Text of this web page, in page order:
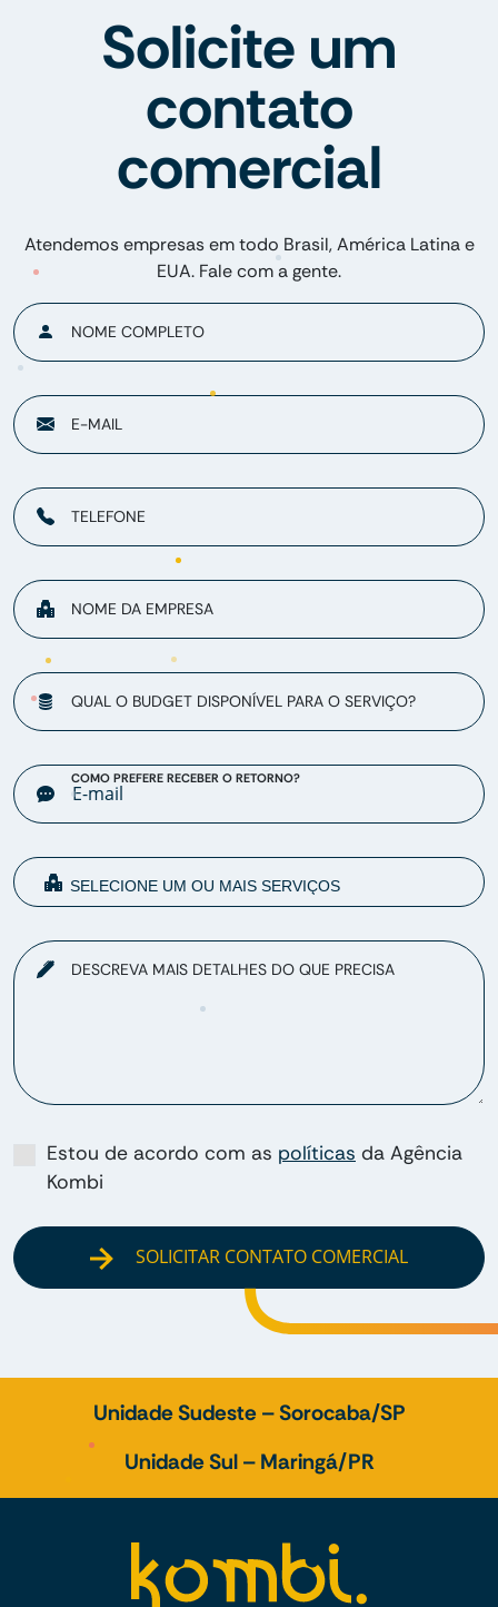
Solicite um
contato
comercial
Atendemos empresas em todo Brasil, América Latina e
EUA. Fale com a gente.
NOME COMPLETO
E-MAIL
TELEFONE
NOME DA EMPRESA
QUAL O BUDGET DISPONÍVEL PARA O SERVIÇO?
COMO PREFERE RECEBER O RETORNO?
DESCREVA MAIS DETALHES DO QUE PRECISA
Estou de acordo com as políticas da Agência
Kombi
SOLICITAR CONTATO COMERCIAL
Unidade Sudeste – Sorocaba/SP
Unidade Sul – Maringá/PR